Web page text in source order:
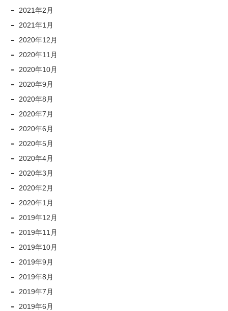
2021年2月
2021年1月
2020年12月
2020年11月
2020年10月
2020年9月
2020年8月
2020年7月
2020年6月
2020年5月
2020年4月
2020年3月
2020年2月
2020年1月
2019年12月
2019年11月
2019年10月
2019年9月
2019年8月
2019年7月
2019年6月